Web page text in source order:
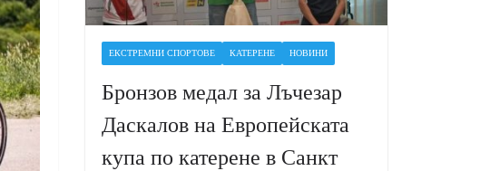
ЕКСТРЕМНИ СПОРТОВЕ КАТЕРЕНЕ НОВИНИ
Бронзов медал за Лъчезар
Даскалов на Европейската
купа по катерене в Санкт